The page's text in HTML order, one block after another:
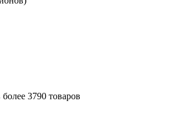
более 3790 товаров